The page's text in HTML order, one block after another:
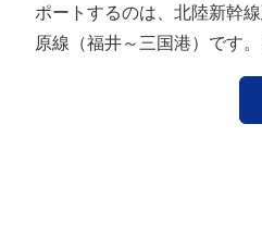
ポートするのは、北陸新幹
原線（福井～三国港）です